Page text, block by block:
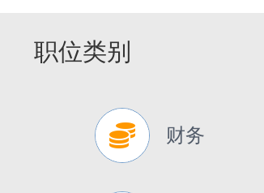
职位类别
财务